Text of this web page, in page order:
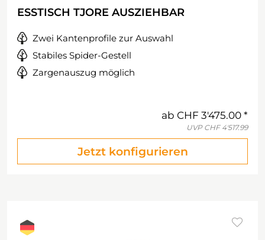
ESSTISCH TJORE AUSZIEHBAR
Zwei Kantenprofile zur Auswahl
Stabiles Spider-Gestell
Zargenauszug möglich
ab CHF 3'475.00
UVP CHF 4'517.99
Jetzt konfigurieren